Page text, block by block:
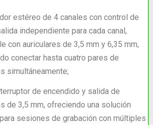
estéreo de 4 canales con control de
independiente para cada canal,
con auriculares de 3,5 mm y 6,35 mm,
conectar hasta cuatro pares de
simultáneamente;
de encendido y salida de
de 3,5 mm, ofreciendo una solución
sesiones de grabación con múltiples